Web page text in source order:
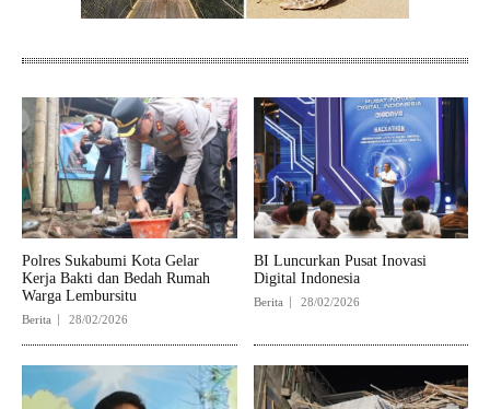
Polres Sukabumi Kota Gelar
Kerja Bakti dan Bedah Rumah
Warga Lembursitu
Berita 28/02/2026
BI Luncurkan Pusat Inovasi
Digital Indonesia
Berita 28/02/2026